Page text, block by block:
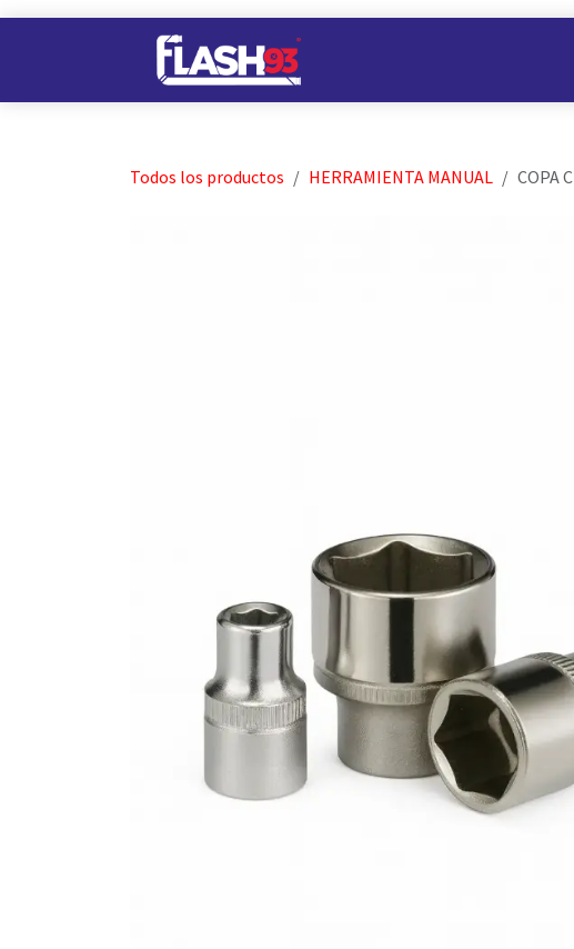
Todos los productos HERRAMIENTA MANUAL COPA